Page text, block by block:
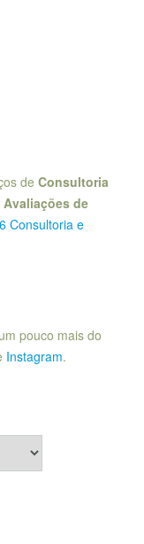
de Consultoria
Avaliações de
Consultoria e
pouco mais do
Instagram.